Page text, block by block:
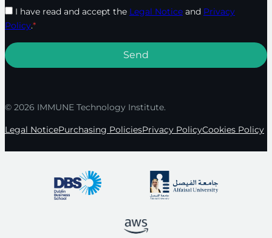
I have read and accept the Legal Notice and Privacy
Policy.*
© 2026 IMMUNE Technology Institute.
Legal NoticePurchasing PoliciesPrivacy PolicyCookies Policy